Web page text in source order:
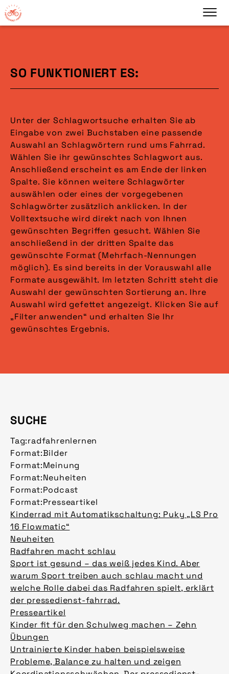
SO FUNKTIONIERT ES:
Unter der Schlagwortsuche erhalten Sie ab
Eingabe von zwei Buchstaben eine passende
Auswahl an Schlagwörtern rund ums Fahrrad.
Wählen Sie ihr gewünschtes Schlagwort aus.
Anschließend erscheint es am Ende der linken
Spalte. Sie können weitere Schlagwörter
auswählen oder eines der vorgegebenen
Schlagwörter zusätzlich anklicken. In der
Volltextsuche wird direkt nach von Ihnen
gewünschten Begriffen gesucht. Wählen Sie
anschließend in der dritten Spalte das
gewünschte Format (Mehrfach-Nennungen
möglich). Es sind bereits in der Vorauswahl alle
Formate ausgewählt. Im letzten Schritt steht die
Auswahl der gewünschten Sortierung an. Ihre
Auswahl wird gefettet angezeigt. Klicken Sie auf
„Filter anwenden“ und erhalten Sie Ihr
gewünschtes Ergebnis.
SUCHE
Tag:radfahrenlernen
Format:Bilder
Format:Meinung
Format:Neuheiten
Format:Podcast
Format:Presseartikel
Kinderrad mit Automatikschaltung: Puky „LS Pro
16 Flowmatic“
Neuheiten
Radfahren macht schlau
Sport ist gesund – das weiß jedes Kind. Aber
warum Sport treiben auch schlau macht und
welche Rolle dabei das Radfahren spielt, erklärt
der pressedienst-fahrrad.
Presseartikel
Kinder fit für den Schulweg machen – Zehn
Übungen
Untrainierte Kinder haben beispielsweise
Probleme, Balance zu halten und zeigen